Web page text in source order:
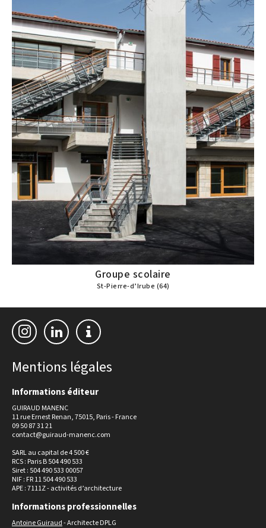
Groupe scolaire
St-Pierre-d’Irube (64)
Mentions légales
Informations éditeur
GUIRAUD MANENC
11 rue Ernest Renan, 75015, Paris - France
09 50 87 31 21
contact@guiraud-manenc.com
SARL au capital de 4 500 €
RCS : Paris B 504 490 533
Siret : 504 490 533 00057
NIF : FR 11 504 490 533
APE : 7111Z - activités d’architecture
Informations professionnelles
Antoine Guiraud- Architecte DPLG